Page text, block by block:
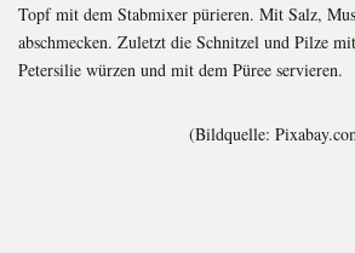
Topf mit dem Stabmixer pürieren. Mit Salz,
abschmecken. Zuletzt die Schnitzel und Pilze
Petersilie würzen und mit dem Püree servieren.
(Bildquelle: